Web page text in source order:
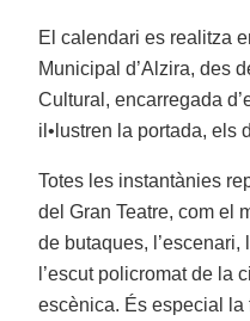
El calendari es realitza
Municipal d’Alzira, des
Cultural, encarregada
il•lustren la portada, els
Totes les instantànies
del Gran Teatre, com el
de butaques, l’escenari,
l’escut policromat de la
escènica. És especial la